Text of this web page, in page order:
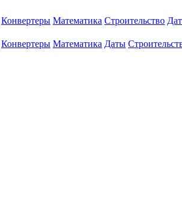
Конвертеры Математика Строительство
Конвертеры Математика Даты